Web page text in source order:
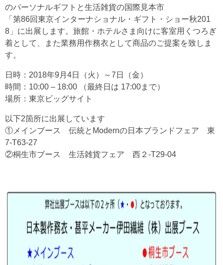
のパーソナルギフトと生活雑貨の国際見本市
「第86回東京インターナショナル・ギフト・ショー秋201
8」に出展します。旅館・ホテルさま向けに客室用くつろぎ
着として、また業務用作務衣として商品のご提案を致しま
す。
日時：2018年9月4日（火）～7日（金）
時間：10:00 – 18:00 （最終日は 17:00まで）
場所：東京ビッグサイト
以下2箇所に出展しています
①メインブース 伝統とModernの日本ブランドフェア 東
7-T63-27
②桐生市ブース 生活雑貨フェア 西２-T29-04